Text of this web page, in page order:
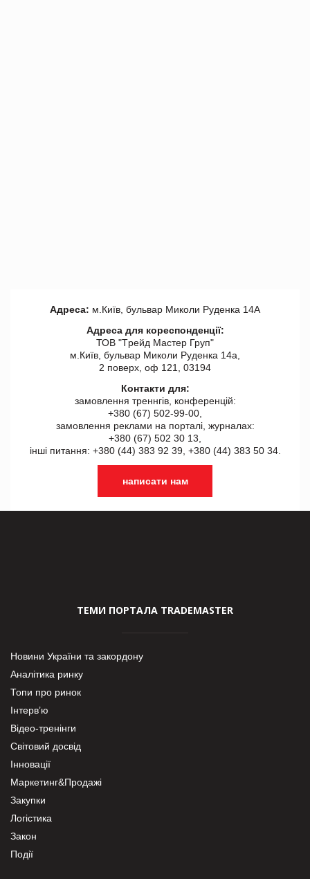
Адреса: м.Київ, бульвар Миколи Руденка 14А
Адреса для кореспонденції:
ТОВ "Tрейд Мастер Груп"
м.Київ, бульвар Миколи Руденка 14а,
2 поверх, оф 121, 03194
Контакти для:
замовлення треннгів, конференцій:
+380 (67) 502-99-00,
замовлення реклами на порталі, журналах:
+380 (67) 502 30 13,
інші питання: +380 (44) 383 92 39, +380 (44) 383 50 34.
написати нам
ТЕМИ ПОРТАЛА TRADEMASTER
Новини України та закордону
Аналітика ринку
Топи про ринок
Інтерв’ю
Відео-тренінги
Світовий досвід
Інновації
Маркетинг&Продажі
Закупки
Логістика
Закон
Події